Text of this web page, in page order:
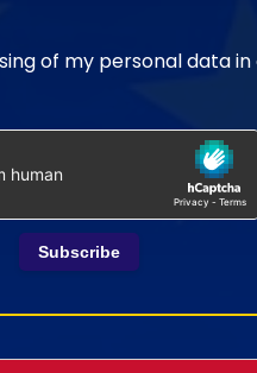
of my personal data
Subscribe